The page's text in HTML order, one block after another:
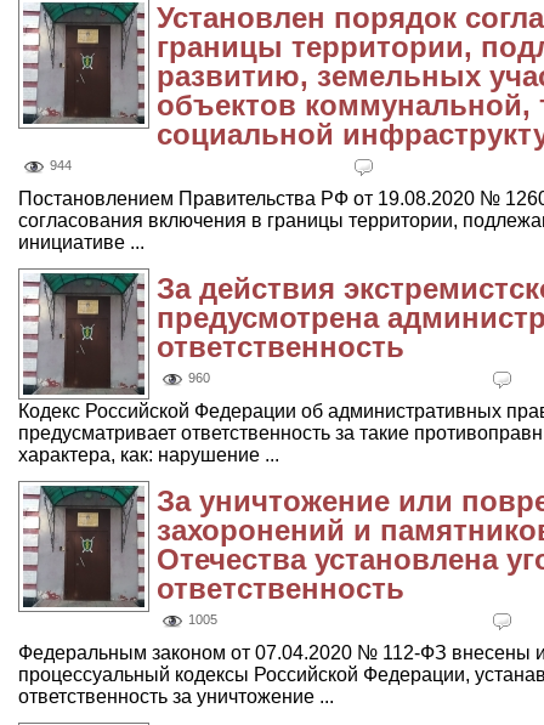
Установлен порядок
границы территории,
развитию, земельных
объектов коммунальной,
социальной
944
Постановлением Правительства РФ от 19.08.2020 №
согласования включения в границы территории,
инициативе ...
За действия
предусмотрена
ответственность
960
Кодекс Российской Федерации об административных
предусматривает ответственность за такие
характера, как: нарушение ...
За уничтожение или
захоронений и
Отечества установлена
ответственность
1005
Федеральным законом от 07.04.2020 № 112-ФЗ внесены
процессуальный кодексы Российской Федерации,
ответственность за уничтожение ...